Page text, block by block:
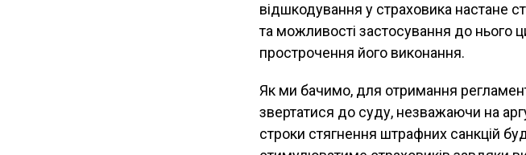
відшкодування у страховика настане
та можливості застосування до нього
прострочення його виконання.
Як ми бачимо, для отримання
звертатися до суду, незважаючи на
строки стягнення штрафних санкцій